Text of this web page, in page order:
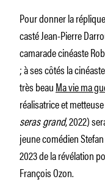
Pour donner la
casté Jean-Pierre
camarade cinéaste
; à ses côtés la
très beauMa vie ma
réalisatrice et
seras grand, 2022)
jeune comédien
2023 de la révélation
François Ozon.